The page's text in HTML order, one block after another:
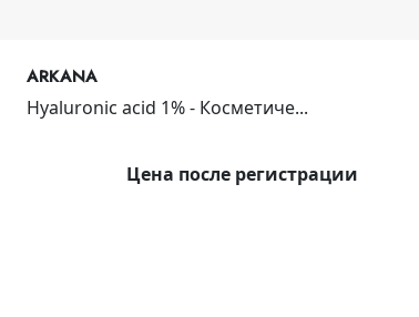
ARKANA
Hyaluronic acid 1% - Косметиче...
Цена после регистрации